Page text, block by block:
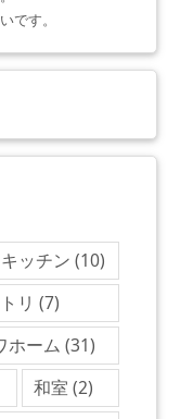
です。
キッチン (10)
リ (7)
ホーム (31)
和室 (2)